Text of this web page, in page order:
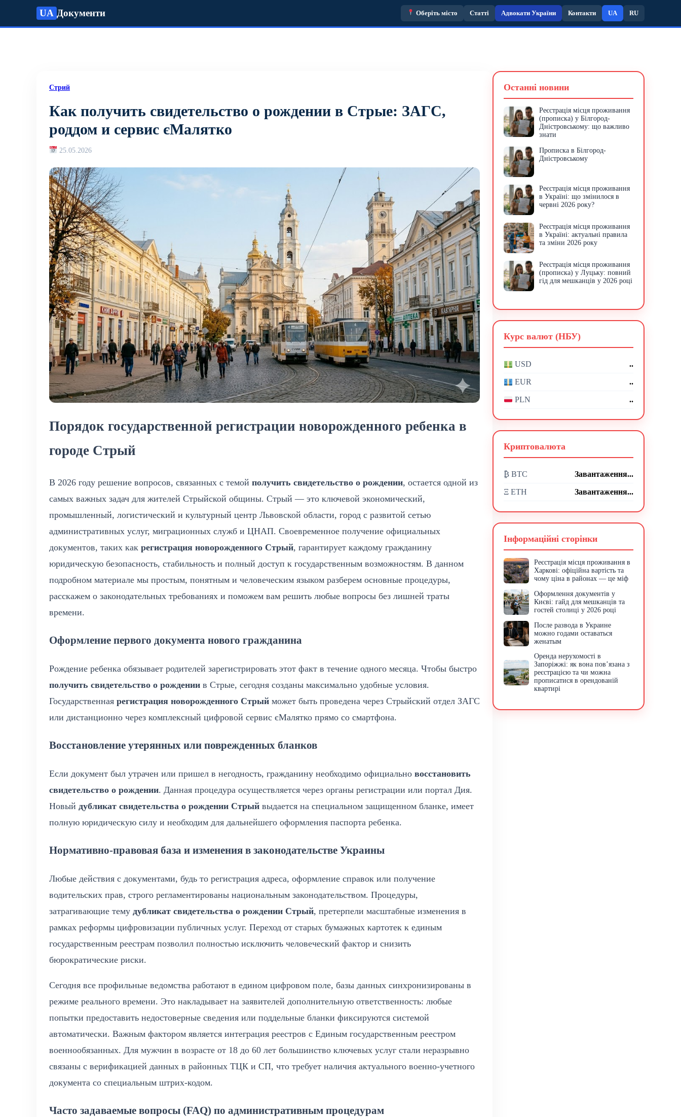
UA Документи Оберіть місто Статті Адвокати України Контакти UA RU
Стрий
Как получить свидетельство о рождении в Стрые: ЗАГС,
роддом и сервис єМалятко
25.05.2026
Порядок государственной регистрации новорожденного ребенка в
городе Стрый
В 2026 году решение вопросов, связанных с темой получить свидетельство о рождении, остается одной из
самых важных задач для жителей Стрыйской общины. Стрый — это ключевой экономический,
промышленный, логистический и культурный центр Львовской области, город с развитой сетью
административных услуг, миграционных служб и ЦНАП. Своевременное получение официальных
документов, таких как регистрация новорожденного Стрый, гарантирует каждому гражданину
юридическую безопасность, стабильность и полный доступ к государственным возможностям. В данном
подробном материале мы простым, понятным и человеческим языком разберем основные процедуры,
расскажем о законодательных требованиях и поможем вам решить любые вопросы без лишней траты
времени.
Оформление первого документа нового гражданина
Рождение ребенка обязывает родителей зарегистрировать этот факт в течение одного месяца. Чтобы быстро
получить свидетельство о рождении в Стрые, сегодня созданы максимально удобные условия.
Государственная регистрация новорожденного Стрый может быть проведена через Стрыйский отдел ЗАГС
или дистанционно через комплексный цифровой сервис єМалятко прямо со смартфона.
Восстановление утерянных или поврежденных бланков
Если документ был утрачен или пришел в негодность, гражданину необходимо официально восстановить
свидетельство о рождении. Данная процедура осуществляется через органы регистрации или портал Дия.
Новый дубликат свидетельства о рождении Стрый выдается на специальном защищенном бланке, имеет
полную юридическую силу и необходим для дальнейшего оформления паспорта ребенка.
Нормативно-правовая база и изменения в законодательстве Украины
Любые действия с документами, будь то регистрация адреса, оформление справок или получение
водительских прав, строго регламентированы национальным законодательством. Процедуры,
затрагивающие тему дубликат свидетельства о рождении Стрый, претерпели масштабные изменения в
рамках реформы цифровизации публичных услуг. Переход от старых бумажных картотек к единым
государственным реестрам позволил полностью исключить человеческий фактор и снизить
бюрократические риски.
Сегодня все профильные ведомства работают в едином цифровом поле, базы данных синхронизированы в
режиме реального времени. Это накладывает на заявителей дополнительную ответственность: любые
попытки предоставить недостоверные сведения или поддельные бланки фиксируются системой
автоматически. Важным фактором является интеграция реестров с Единым государственным реестром
военнообязанных. Для мужчин в возрасте от 18 до 60 лет большинство ключевых услуг стали неразрывно
связаны с верификацией данных в районных ТЦК и СП, что требует наличия актуального военно-учетного
документа со специальным штрих-кодом.
Часто задаваемые вопросы (FAQ) по административным процедурам
Останні новини
Реєстрація місця проживання
(прописка) у Білгород-
Дністровському: що важливо
знати
Прописка в Білгород-
Дністровському
Реєстрація місця проживання
в Україні: що змінилося в
червні 2026 року?
Реєстрація місця проживання
в Україні: актуальні правила
та зміни 2026 року
Реєстрація місця проживання
(прописка) у Луцьку: повний
гід для мешканців у 2026 році
Курс валют (НБУ)
USD ..
EUR ..
PLN ..
Криптовалюта
₿ BTC Завантаження...
Ξ ETH Завантаження...
Інформаційні сторінки
Реєстрація місця проживання в
Харкові: офіційна вартість та
чому ціна в районах — це міф
Оформлення документів у
Києві: гайд для мешканців та
гостей столиці у 2026 році
После развода в Украине
можно годами оставаться
женатым
Оренда нерухомості в
Запоріжжі: як вона пов’язана з
реєстрацією та чи можна
прописатися в орендованій
квартирі